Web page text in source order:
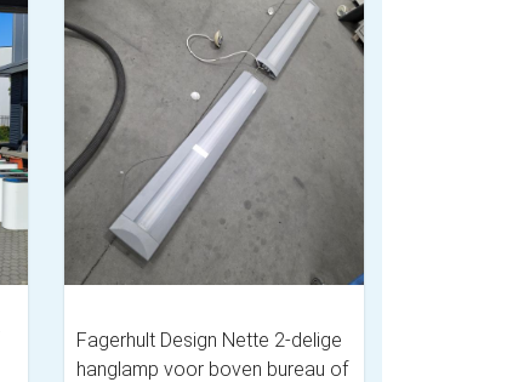
Fagerhult Design Nette 2-delige
hanglamp voor boven bureau of